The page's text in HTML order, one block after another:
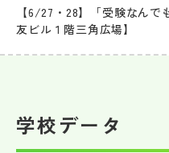
【6/27・28】「受験なん
友ビル１階三角広場】
学校データ